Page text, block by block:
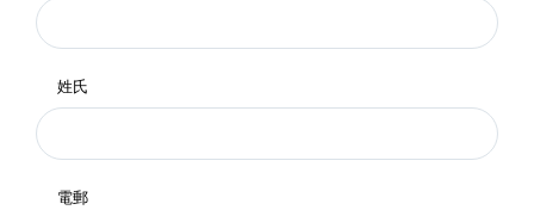
姓氏
電郵